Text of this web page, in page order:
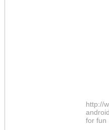
http://
for fun